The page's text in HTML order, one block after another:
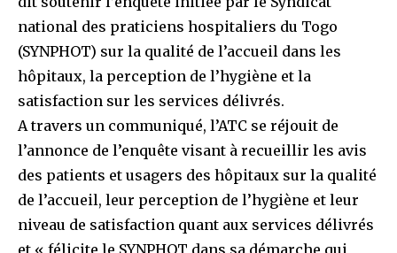
national des praticiens hospitaliers du Togo
(SYNPHOT) sur la qualité de l’accueil dans les
hôpitaux, la perception de l’hygiène et la
satisfaction sur les services délivrés.
A travers un communiqué, l’ATC se réjouit de
l’annonce de l’enquête visant à recueillir les avis
des patients et usagers des hôpitaux sur la qualité
de l’accueil, leur perception de l’hygiène et leur
niveau de satisfaction quant aux services délivrés